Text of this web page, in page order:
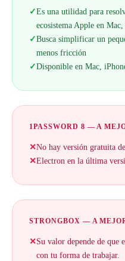
✓Es una utilidad para
ecosistema Apple en
✓Busca simplificar un
menos fricción
✓Disponible en Mac,
1PASSWORD 8 — A
✕No hay versión gratuita
✕Electron en la última
STRONGBOX — A
✕Su valor depende de que
con tu forma de trabajar.